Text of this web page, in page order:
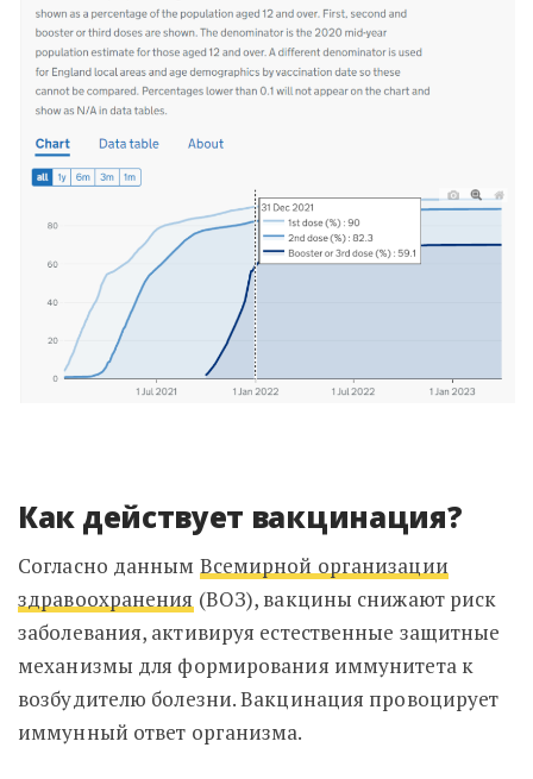
Как действует вакцинация?
Согласно данным Всемирной организации
здравоохранения (ВОЗ), вакцины снижают риск
заболевания, активируя естественные защитные
механизмы для формирования иммунитета к
возбудителю болезни. Вакцинация провоцирует
иммунный ответ организма.